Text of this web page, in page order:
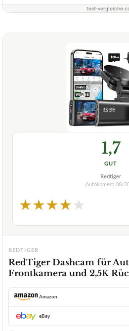
test-
1,7
GUT
Redtiger
Autokamera 08/
★★★★★
REDTIGER
RedTiger Dashcam für
Frontkamera und 2,5K
Amazon
eBay